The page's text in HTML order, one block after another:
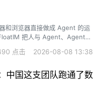
和浏览器直接做成 Agent 的运
把人与 Agent、Agent
开工。
点击 2026-08-08 13:38
中国这支团队跑通了数